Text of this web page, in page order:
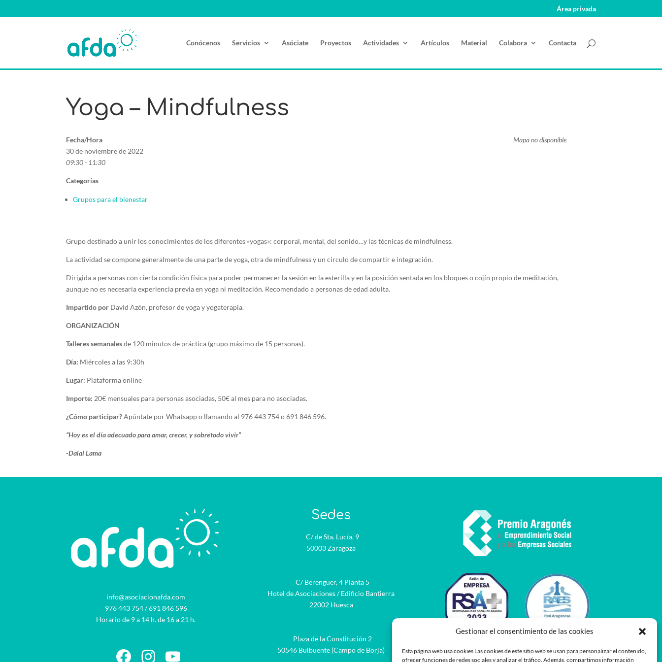
Gestionar el consentimiento de las cookies
Esta página web usa cookies Las cookies de este sitio web se usan para personalizar el contenido,
ofrecer funciones de redes sociales y analizar el tráfico. Además, compartimos información
Área privada
Conócenos Servicios Asóciate Proyectos Actividades Artículos Material Colabora Contacta
Yoga – Mindfulness
Mapa no disponible
Fecha/Hora
30 de noviembre de 2022
09:30 - 11:30
Categorías
Grupos para el bienestar
Grupo destinado a unir los conocimientos de los diferentes «yogas»: corporal, mental, del sonido…y las técnicas de mindfulness.
La actividad se compone generalmente de una parte de yoga, otra de mindfulness y un circulo de compartir e integración.
Dirigida a personas con cierta condición física para poder permanecer la sesión en la esterilla y en la posición sentada en los bloques o cojín propio de meditación,
aunque no es necesaria experiencia previa en yoga ni meditación. Recomendado a personas de edad adulta.
Impartido por David Azón, profesor de yoga y yogaterapia.
ORGANIZACIÓN
Talleres semanalesde 120 minutos de práctica (grupo máximo de 15 personas).
Día: Miércoles a las 9:30h
Lugar: Plataforma online
Importe: 20€ mensuales para personas asociadas, 50€ al mes para no asociadas.
¿Cómo participar?Apúntate por Whatsapp o llamando al 976 443 754 o 691 846 596.
“Hoy es el día adecuado para amar, crecer, y sobretodo vivir”
-Dalai Lama
info@asociacionafda.com
976 443 754/691 846 596
Horario de 9 a 14 h. de 16 a 21 h.
Facebook
Instagram
YouTube
Sedes
C/ de Sta. Lucía, 9
50003 Zaragoza
C/ Berenguer, 4 Planta 5
Hotel de Asociaciones / Edificio Bantierra
22002 Huesca
Plaza de la Constitución 2
50546 Bulbuente (Campo de Borja)